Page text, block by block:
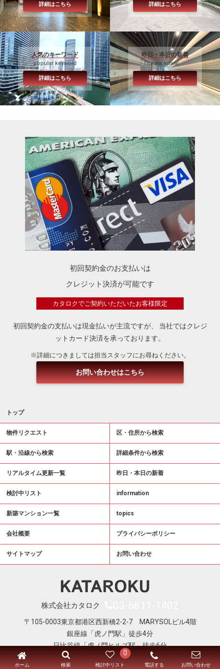
詳細はこちら 詳細はこちら
人気のキーワード
popular keyword
詳細はこちら
昨日・本日の新着
new arrival
詳細はこちら
初回契約金のお支払いは
クレジット決済が可能です
カタロクでご契約いただいたお客様限定
初回契約金の支払いは現金払いが主流ですが、
当社ではクレジ
ットカード決済を承っております。
※詳細につきましては担当スタッフにお尋ねください。
お問い合わせはこちら
トップ
物件リクエスト 区・住所から検索
駅・沿線から検索 詳細条件から検索
リアルタイム更新一覧 昨日・本日の新着
検討中リスト information
新築マンション一覧 topics
会社概要 プライバシーポリシー
サイトマップ お問い合わせ
株式会社カタロク
〒105-0003東京都港区西新橋2-2-7 MARYSOLビル4階
銀座線「虎ノ門駅」徒歩4分
日比谷線「虎ノ門ヒルズ駅」徒歩6分
Copyright © KATAROKU All Right Reserved
ホーム
検索
0
検討中リスト 電話する お問い合わせ